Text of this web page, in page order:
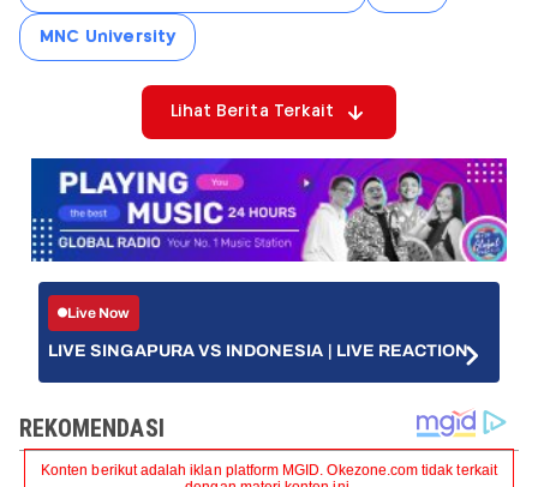
MNC University
Lihat Berita Terkait
Live Now
LIVE SINGAPURA VS INDONESIA | LIVE REACTION